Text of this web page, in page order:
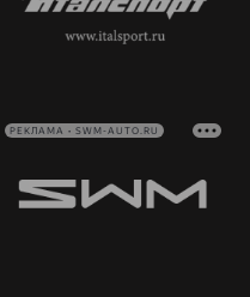
РЕКЛАМА • SWM-AUTO.RU